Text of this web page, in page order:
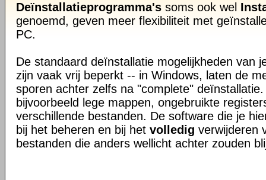
Deïnstallatieprogramma's soms ook wel
genoemd, geven meer flexibiliteit met
PC.
De standaard deïnstallatie mogelijkheden van
zijn vaak vrij beperkt -- in Windows, laten de
sporen achter zelfs na "complete"
bijvoorbeeld lege mappen, ongebruikte
verschillende bestanden. De software die je
bij het beheren en bij het volledig verwijderen
bestanden die anders wellicht achter zouden